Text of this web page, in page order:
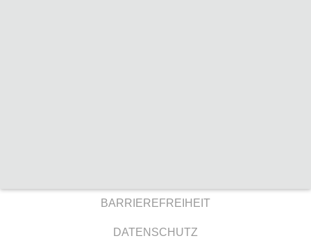
BARRIEREFREIHEIT
DATENSCHUTZ